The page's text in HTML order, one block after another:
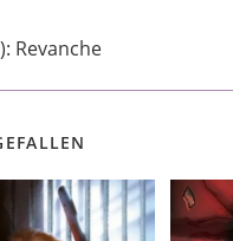
Revanche